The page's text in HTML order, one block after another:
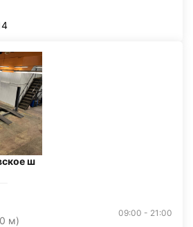
ш
м)
09:00 - 21:00